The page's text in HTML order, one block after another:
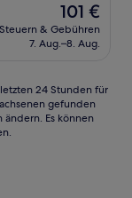
Der
Preis
beträgt
101 €
& Gebühren
7. Aug.–8. Aug.
24 Stunden für
gefunden
Es können